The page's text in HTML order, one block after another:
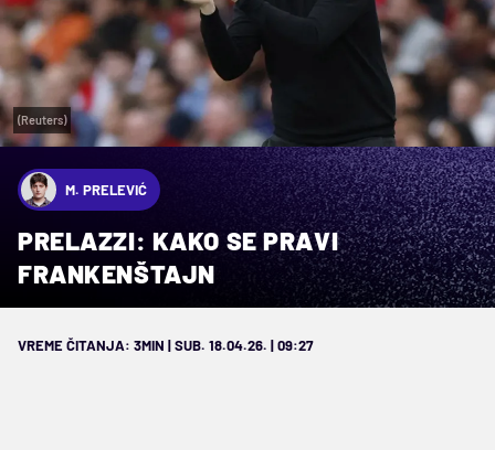
(Reuters)
M. PRELEVIĆ
PRELAZZI: KAKO SE PRAVI
FRANKENŠTAJN
VREME ČITANJA: 3MIN | SUB. 18.04.26. | 09:27